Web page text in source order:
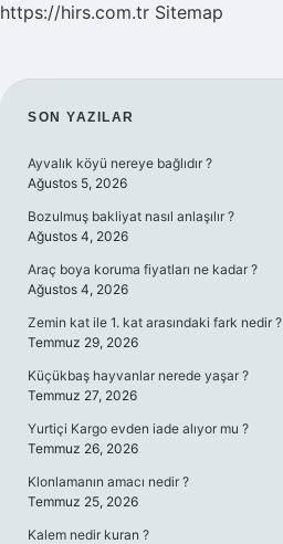
https://hirs.com.tr Sitemap
SIDEBAR
SON YAZILAR
Ayvalık köyü nereye bağlıdır ?
Ağustos 5, 2026
Bozulmuş bakliyat nasıl anlaşılır ?
Ağustos 4, 2026
Araç boya koruma fiyatları ne kadar ?
Ağustos 4, 2026
Zemin kat ile 1. kat arasındaki fark nedir ?
Temmuz 29, 2026
Küçükbaş hayvanlar nerede yaşar ?
Temmuz 27, 2026
Yurtiçi Kargo evden iade alıyor mu ?
Temmuz 26, 2026
Klonlamanın amacı nedir ?
Temmuz 25, 2026
Kalem nedir kuran ?